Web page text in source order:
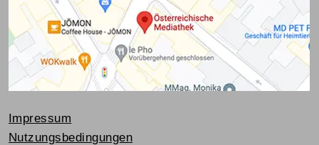
Impressum
Nutzungsbedingungen